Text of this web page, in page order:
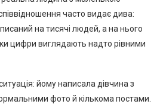
часто видає дива:
на тисячі людей, а на нього
цифри виглядають надто рівними
йому написала дівчина з
фото й кількома постами.